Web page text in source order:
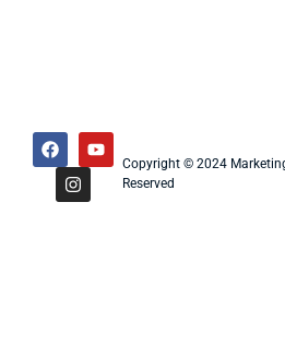
Copyright © 2024
Reserved